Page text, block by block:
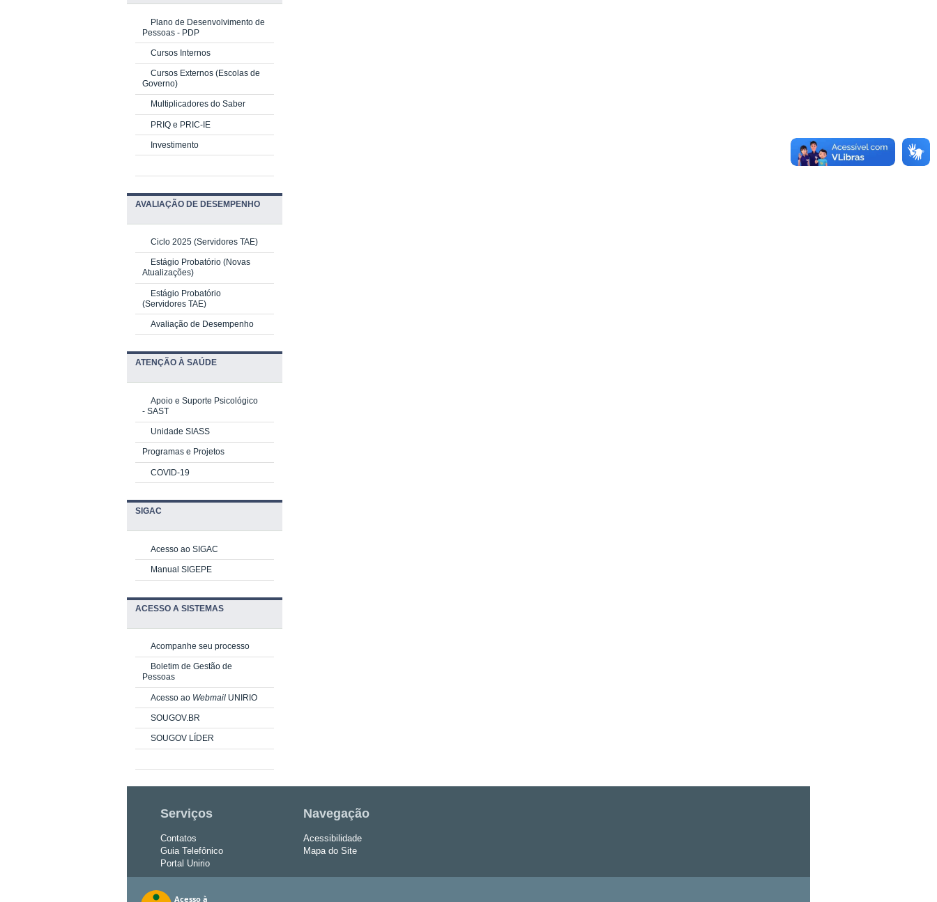
Plano de Desenvolvimento de
Pessoas - PDP
Cursos Internos
Cursos Externos (Escolas de
Governo)
Multiplicadores do Saber
PRIQ e PRIC-IE
Investimento
AVALIAÇÃO DE DESEMPENHO
Ciclo 2025 (Servidores TAE)
Estágio Probatório (Novas
Atualizações)
Estágio Probatório
(Servidores TAE)
Avaliação de Desempenho
ATENÇÃO À SAÚDE
Apoio e Suporte Psicológico
- SAST
Unidade SIASS
Programas e Projetos
COVID-19
SIGAC
Acesso ao SIGAC
Manual SIGEPE
ACESSO A SISTEMAS
Acompanhe seu processo
Boletim de Gestão de
Pessoas
Acesso ao Webmail UNIRIO
SOUGOV.BR
SOUGOV LÍDER
Serviços
Contatos
Guia Telefônico
Portal Unirio
Navegação
Acessibilidade
Mapa do Site